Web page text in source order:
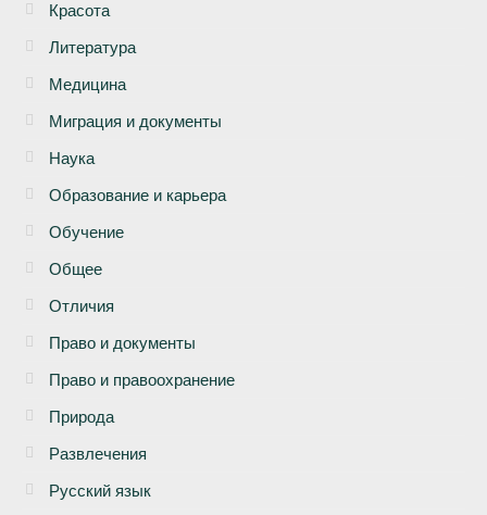
Красота
Литература
Медицина
Миграция и документы
Наука
Образование и карьера
Обучение
Общее
Отличия
Право и документы
Право и правоохранение
Природа
Развлечения
Русский язык